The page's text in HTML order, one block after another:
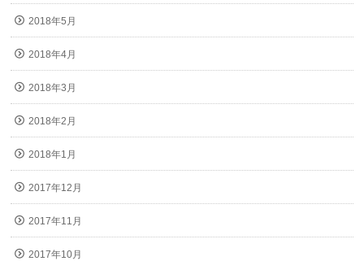
2018年5月
2018年4月
2018年3月
2018年2月
2018年1月
2017年12月
2017年11月
2017年10月